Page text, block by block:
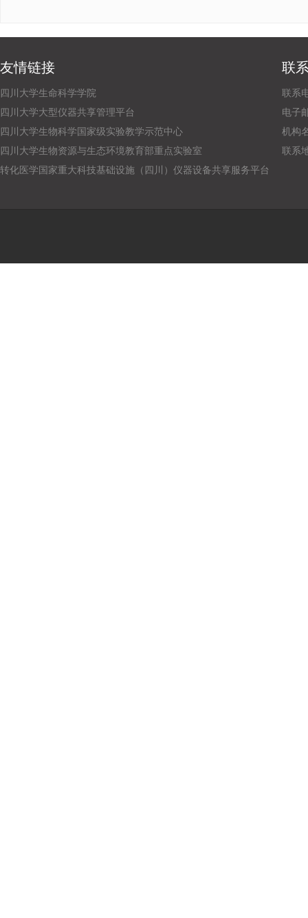
友情链接
四川大学生命科学学院
四川大学大型仪器共享管理平台
四川大学生物科学国家级实验教学示范中心
四川大学生物资源与生态环境教育部重点实验室
转化医学国家重大科技基础设施（四川）仪器设备共享服务平台
联
联系
电子
机构
联系